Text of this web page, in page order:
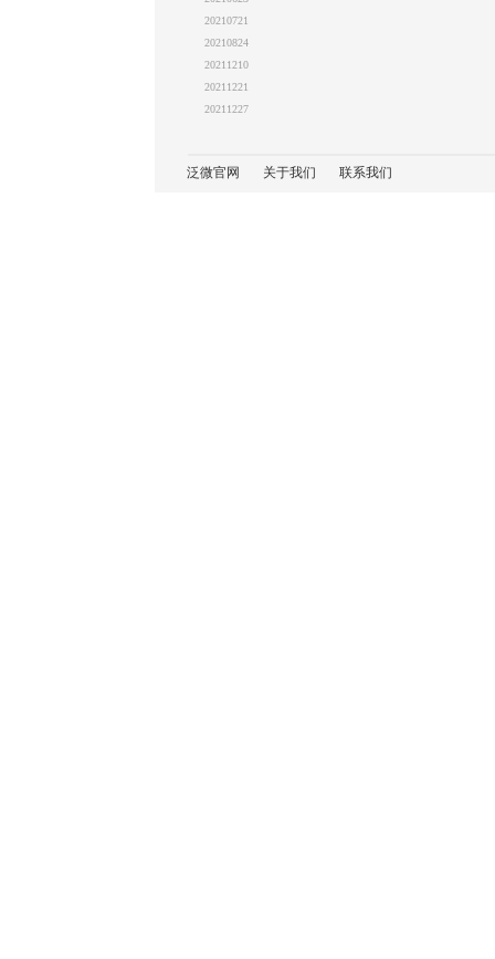
20210721
20210824
20211210
20211221
20211227
泛微官网 关于我们 联系我们